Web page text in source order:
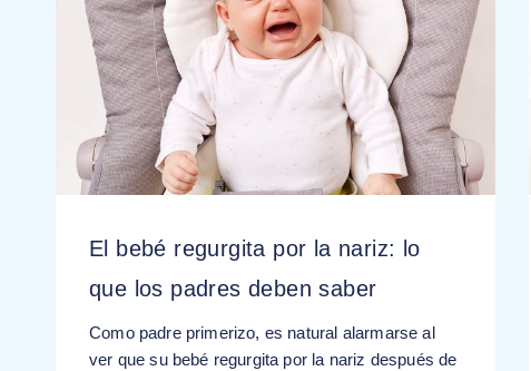
El bebé regurgita por la nariz: lo
que los padres deben saber
Como padre primerizo, es natural alarmarse al
ver que su bebé regurgita por la nariz después de